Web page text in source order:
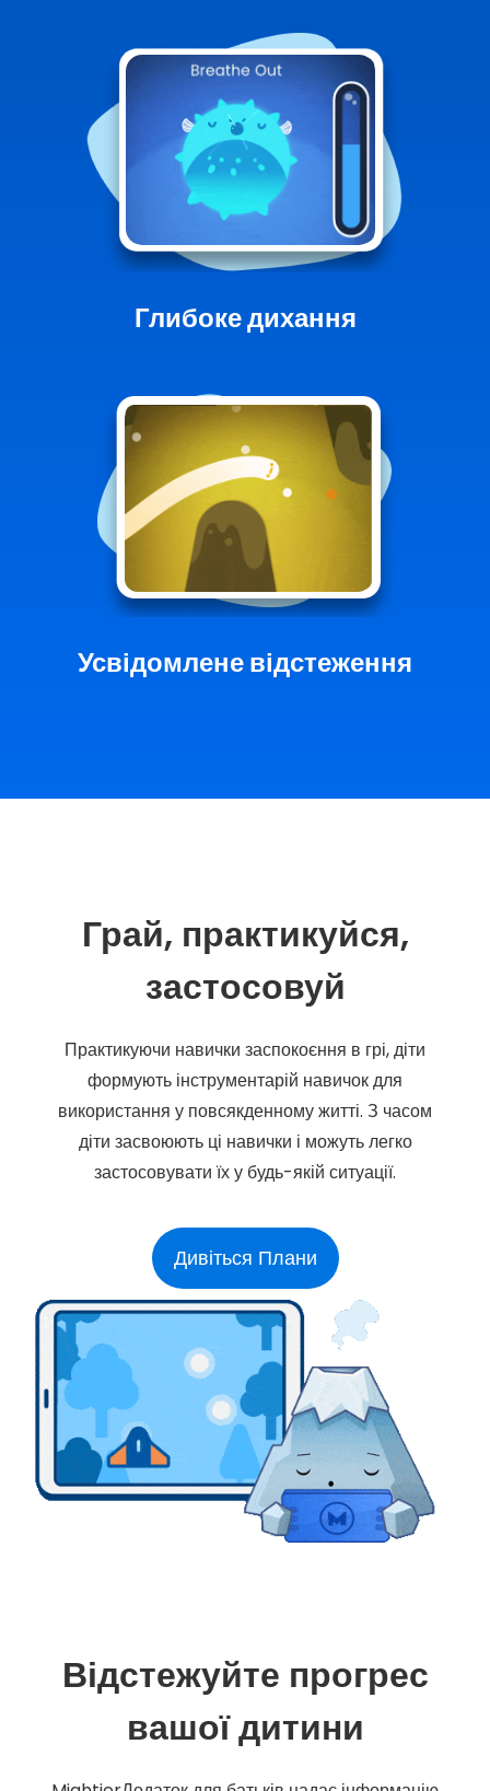
Глибоке дихання
Усвідомлене відстеження
Грай, практикуйся,
застосовуй
Практикуючи навички заспокоєння в грі, діти
формують інструментарій навичок для
використання у повсякденному житті. З часом
діти засвоюють ці навички і можуть легко
застосовувати їх у будь-якій ситуації.
Дивіться Плани
Відстежуйте прогрес
вашої дитини